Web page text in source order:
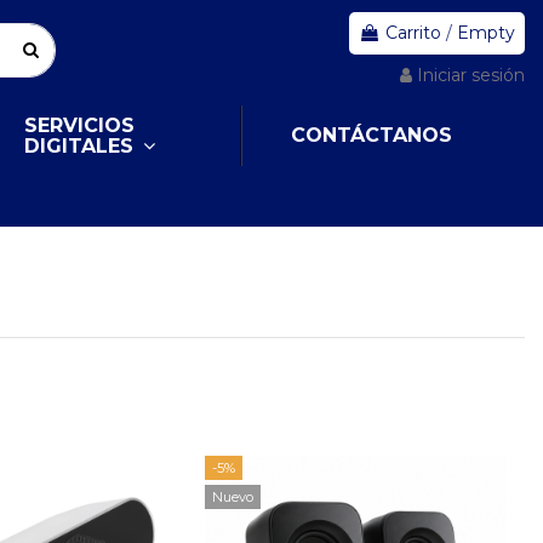
Carrito / Empty
Iniciar sesión
SERVICIOS
DIGITALES
CONTÁCTANOS
-5%
Nuevo